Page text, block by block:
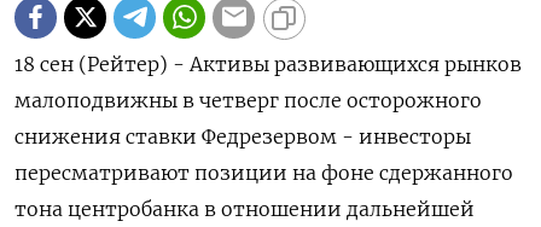
18 сен (Рейтер) - Активы развивающихся рынков
малоподвижны в четверг после осторожного
снижения ставки Федрезервом - инвесторы
пересматривают позиции на фоне сдержанного
тона центробанка в отношении дальнейшей